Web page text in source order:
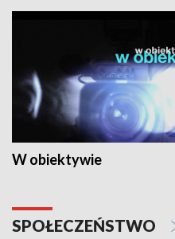
W obiektywie
SPOŁECZEŃSTWO